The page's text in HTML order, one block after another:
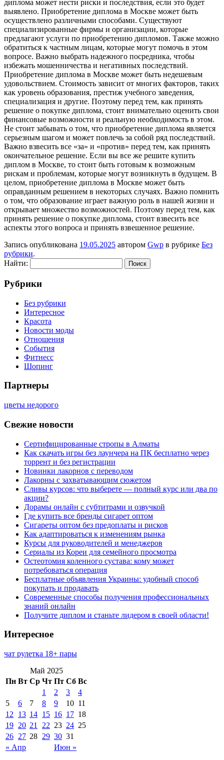
диплома может нести риски и последствия, если это будет
выявлено. Приобретение диплома в Москве может быть
осуществлено различными способами. Существуют
специализированные фирмы и организации, которые
предлагают услуги по приобретению дипломов. Также можно
обратиться к частным лицам, которые могут помочь в этом
вопросе. Важно выбрать надежного посредника, чтобы
избежать мошенничества и негативных последствий.
Приобретение диплома в Москве может быть недешевым
удовольствием. Стоимость зависит от многих факторов, таких
как уровень образования, престиж учебного заведения,
специализация и другие. Поэтому перед тем, как принять
решение о покупке диплома, стоит внимательно оценить свои
финансовые возможности и реальную необходимость в этом.
Не стоит забывать о том, что приобретение диплома является
серьезным шагом и может повлечь за собой ряд последствий.
Важно взвесить все «за» и «против» перед тем, как принять
окончательное решение. Если вы все же решите купить
диплом в Москве, то стоит быть готовым к возможным
рискам и проблемам, которые могут возникнуть в будущем. В
целом, приобретение диплома в Москве может быть
оправданным решением в некоторых случаях. Важно помнить
о том, что образование играет важную роль в нашей жизни и
открывает множество возможностей. Поэтому перед тем, как
принять решение о покупке диплома, стоит взвесить все
аспекты этого вопроса и принять взвешенное решение.
Запись опубликована 19.05.2025 автором Gwp в рубрике Без
рубрики.
Найти:
Рубрики
Без рубрики
Интересное
Красота
Новости моды
Отношения
События
Фитнесс
Шопинг
Партнеры
цветы недорого
Свежие новости
Сертифицированные стропы в Алматы
Как скачать игры без лаунчера на ПК бесплатно через
торрент и без регистрации
Новинки лакорнов с переводом
Лакорны с захватывающим сюжетом
Сливы курсов: что выберете — полный курс или два по
акции?
Дорамы онлайн с субтитрами и озвучкой
Где купить все бренды сигарет оптом
Сигареты оптом без предоплаты и рисков
Как адаптироваться к изменениям рынка
Курсы для руководителей и менеджеров
Сериалы из Кореи для семейного просмотра
Остеотомия коленного сустава: кому может
потребоваться операция
Бесплатные объявления Украины: удобный способ
покупать и продавать
Современные способы получения профессиональных
знаний онлайн
Получите диплом и станьте лидером в своей области!
Интересное
чат рулетка 18+ пары
Май 2025
Пн Вт Ср Чт Пт Сб Вс
« Апр Июн »
1 2 3
4
5
6 7 8 9 10 11
12
13 14 15 16 17 18
19 20 21 22 23 24 25
26 27 28 29 30 31